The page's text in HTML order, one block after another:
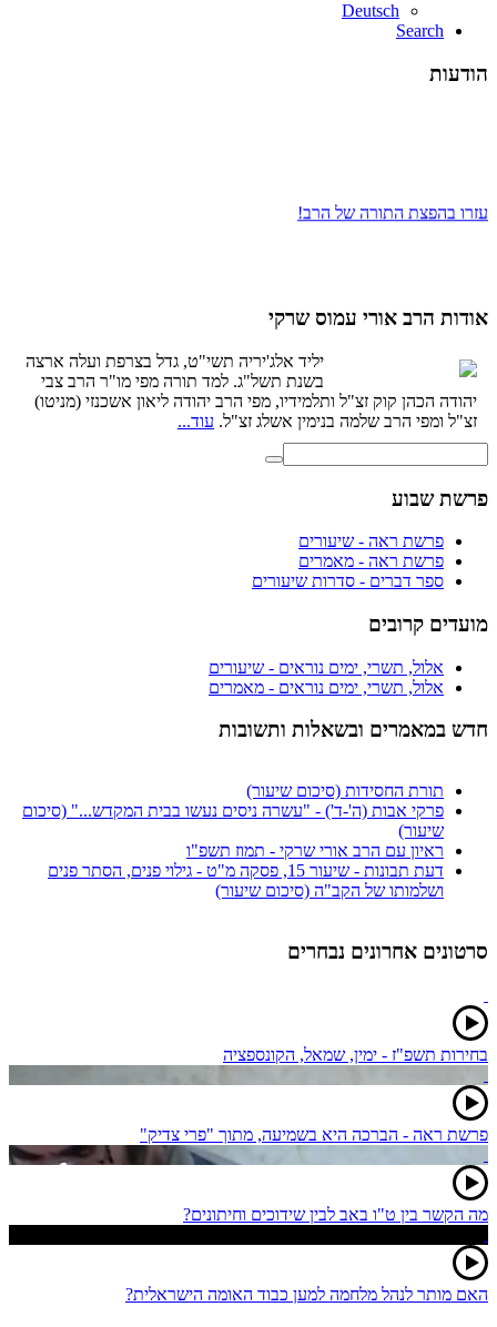
Deutsch
Search
הודעות
עזרו בהפצת התורה של הרב!
אודות הרב אורי עמוס שרקי
יליד אלג'יריה תשי"ט, גדל בצרפת ועלה ארצה
בשנת תשל"ג. למד תורה מפי מו"ר הרב צבי
יהודה הכהן קוק זצ"ל ותלמידיו, מפי הרב יהודה ליאון אשכנזי (מניטו)
זצ"ל ומפי הרב שלמה בנימין אשלג זצ"ל. עוד...
פרשת שבוע
פרשת ראה - שיעורים
פרשת ראה - מאמרים
ספר דברים - סדרות שיעורים
מועדים קרובים
אלול, תשרי, ימים נוראים - שיעורים
אלול, תשרי, ימים נוראים - מאמרים
חדש במאמרים ובשאלות ותשובות
תורת החסידות (סיכום שיעור)
פרקי אבות (ה'-ד') - "עשרה ניסים נעשו בבית המקדש..." (סיכום
שיעור)
ראיון עם הרב אורי שרקי - תמוז תשפ"ו
דעת תבונות - שיעור 15, פסקה מ"ט - גילוי פנים, הסתר פנים
ושלמותו של הקב"ה (סיכום שיעור)
סרטונים אחרונים נבחרים
בחירות תשפ"ז - ימין, שמאל, הקונספציה
פרשת ראה - הברכה היא בשמיעה, מתוך "פרי צדיק"
מה הקשר בין ט"ו באב לבין שידוכים וחיתונים?
האם מותר לנהל מלחמה למען כבוד האומה הישראלית?